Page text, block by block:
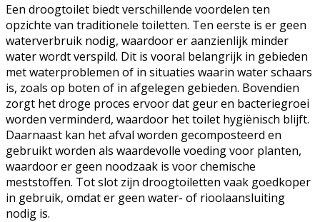
Een droogtoilet biedt verschillende voordelen ten
opzichte van traditionele toiletten. Ten eerste is er geen
waterverbruik nodig, waardoor er aanzienlijk minder
water wordt verspild. Dit is vooral belangrijk in gebieden
met waterproblemen of in situaties waarin water schaars
is, zoals op boten of in afgelegen gebieden. Bovendien
zorgt het droge proces ervoor dat geur en bacteriegroei
worden verminderd, waardoor het toilet hygiënisch blijft.
Daarnaast kan het afval worden gecomposteerd en
gebruikt worden als waardevolle voeding voor planten,
waardoor er geen noodzaak is voor chemische
meststoffen. Tot slot zijn droogtoiletten vaak goedkoper
in gebruik, omdat er geen water- of rioolaansluiting
nodig is.